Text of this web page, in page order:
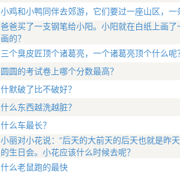
小鸡和小鸭同伴去郊游，它们要过一座山区，
爸爸买了一支钢笔给小阳。小阳就在白纸上画
画的？
三个臭皮匠顶个诸葛亮，一个诸葛亮顶个什么呢
圆圆的考试卷上哪个分数最高？
什默破了比不破好？
什么东西越洗越脏？
什么车最长？
小丽对小花说：“后天的大前天的后天也就是昨
的生日会。小花应该什么时候去呢？
什么老鼠跑的最快